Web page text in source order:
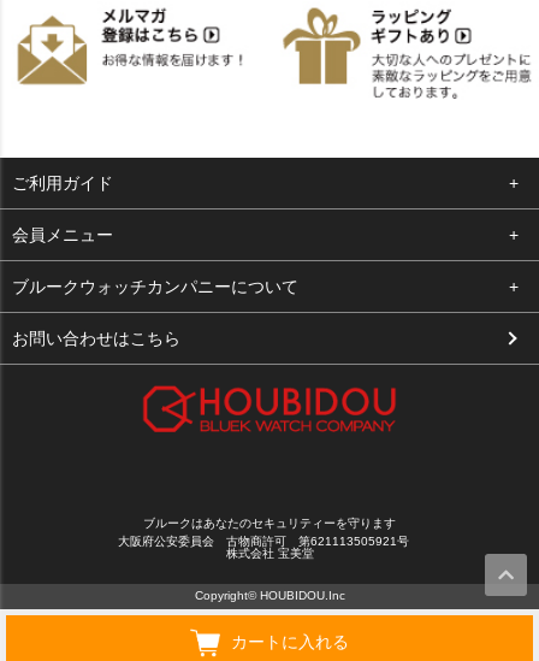
カートに入れる
ご利用ガイド
よくある質問
支払い・送料
お客様の声
会員メニュー
ログイン
お気に入り
ブルークウォッチカンパニーについて
会社概要
お問い合わせはこちら
ブルークはあなたのセキュリティーを守ります
大阪府公安委員会 古物商許可 第621113505921号
株式会社 宝美堂
Copyright© HOUBIDOU.Inc